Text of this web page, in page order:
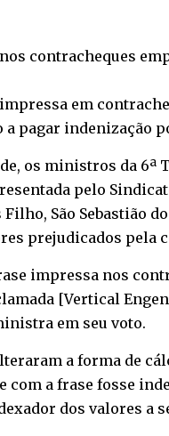
contracheques
em
pagar indenização
os ministros da 6ª
pelo
São Sebastião do
prejudicados pela
impressa nos
[Vertical
em seu voto.
a forma de
com a frase fosse
dos valores a